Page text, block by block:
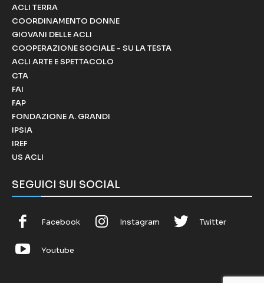
ACLI TERRA
COORDINAMENTO DONNE
GIOVANI DELLE ACLI
COOPERAZIONE SOCIALE - SU LA TESTA
ACLI ARTE E SPETTACOLO
CTA
FAI
FAP
FONDAZIONE A. GRANDI
IPSIA
IREF
US ACLI
SEGUICI SUI SOCIAL
Facebook Instagram Twitter
Youtube